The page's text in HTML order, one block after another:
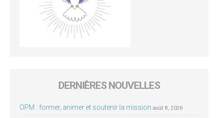
DERNIÈRES NOUVELLES
OPM : former, animer et soutenir la mission août 8, 2026